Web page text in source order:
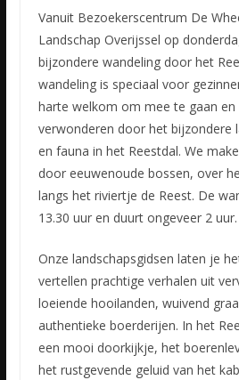
Vanuit Bezoekerscentrum De
Landschap Overijssel op
bijzondere wandeling door het
wandeling is speciaal voor
harte welkom om mee te gaan en
verwonderen door het bijzondere
en fauna in het Reestdal. We
door eeuwenoude bossen, over
langs het riviertje de Reest. De
13.30 uur en duurt ongeveer 2 uur.
Onze landschapsgidsen laten je
vertellen prachtige verhalen uit
loeiende hooilanden, wuivend
authentieke boerderijen. In het
een mooi doorkijkje, het
het rustgevende geluid van het